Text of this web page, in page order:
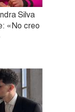
Silva
«No creo